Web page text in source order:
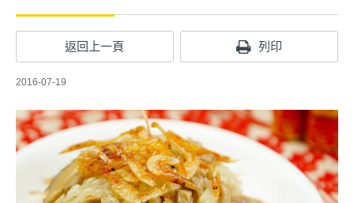
返回上一頁 列印
2016-07-19